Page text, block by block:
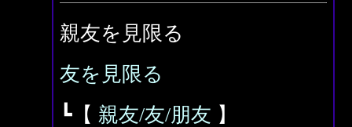
親友を見限る
友を見限る
┗【 親友/友/朋友 】